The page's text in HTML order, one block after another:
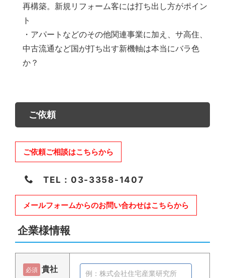
再構築。新規リフォーム客には打ち出し方がポイン
ト
・アパートなどのその他関連事業に加え、サ高住、
中古流通など国が打ち出す新機軸は本当にバラ色
か？
ご依頼
ご依頼ご相談はこちらから
TEL：03-3358-1407
メールフォームからのお問い合わせはこちらから
企業様情報
必須 貴社